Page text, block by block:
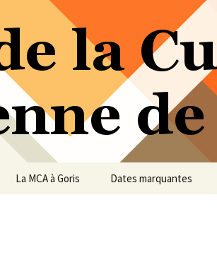
La MCA à Goris Dates marquantes